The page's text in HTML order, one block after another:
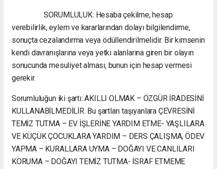
SORUMLULUK: Hesaba çekilme, hesap
verebilirlik, eylem ve kararlarından dolayı bilgilendirme,
sonuçta cezalandırma veya ödüllendirilmelidir. Bir kimsenin
kendi davranışlarına veya yetki alanlarına giren bir olayın
sonucunda mesuliyet alması, bunun için hesap vermesi
gerekir.
Sorumluluğun iki şartı: AKILLI OLMAK – ÖZGÜR İRADESİNİ
KULLANABİLMEDİLİR. Bu şartları taşıyanlara ÇEVRESİNİ
TEMİZ TUTMA – EV İŞLERİNE YARDIM ETME- YAŞLILARA
VE KÜÇÜK ÇOCUKLARA YARDIM – DERS ÇALIŞMA, ÖDEV
YAPMA – KURALLARA UYMA – DOĞAYI VE CANLILARI
KORUMA – DOĞAYI TEMİZ TUTMA- İSRAF ETMEME